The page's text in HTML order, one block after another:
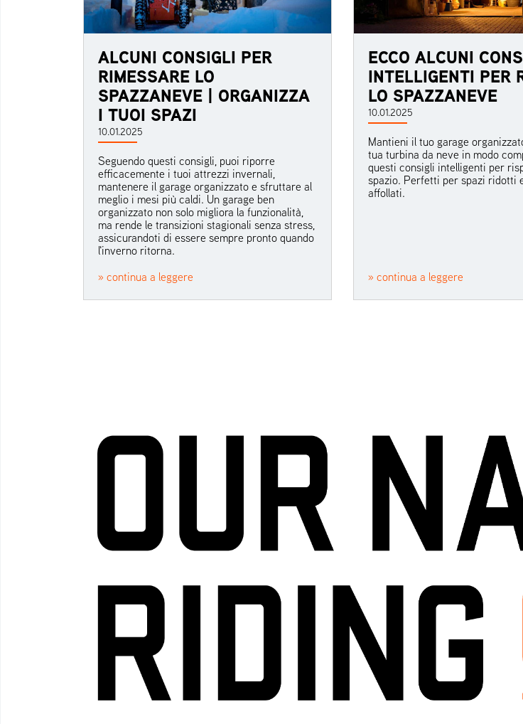
ALCUNI CONSIGLI PER
RIMESSARE LO
SPAZZANEVE | ORGANIZZA
I TUOI SPAZI
10.01.2025
Seguendo questi consigli, puoi riporre
efficacemente i tuoi attrezzi invernali,
mantenere il garage organizzato e sfruttare al
meglio i mesi più caldi. Un garage ben
organizzato non solo migliora la funzionalità,
ma rende le transizioni stagionali senza stress,
assicurandoti di essere sempre pronto quando
l'inverno ritorna.
» continua a leggere
ECCO ALCUNI
INTELLIGENTI PER
LO SPAZZANEVE
10.01.2025
Mantieni il tuo garage
tua turbina da neve in modo
questi consigli intelligenti per
spazio. Perfetti per spazi ridotti
affollati.
» continua a leggere